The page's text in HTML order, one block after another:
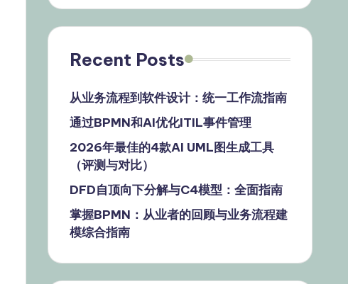
Recent Posts
从业务流程到软件设计：统一工作流指南
通过BPMN和AI优化ITIL事件管理
2026年最佳的4款AI UML图生成工具
（评测与对比）
DFD自顶向下分解与C4模型：全面指南
掌握BPMN：从业者的回顾与业务流程建
模综合指南